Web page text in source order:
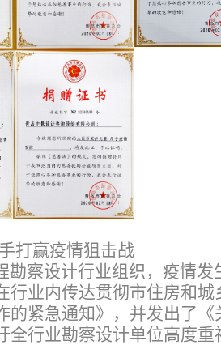
打赢疫情狙击战
察设计行业组织，疫情发
行业内传达贯彻市住房和
的紧急通知》，并发出了
全行业勘察设计单位高度